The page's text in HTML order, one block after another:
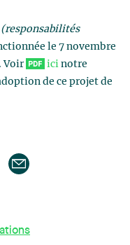
le 7 novembre
Voir
ici notre
de ce projet de